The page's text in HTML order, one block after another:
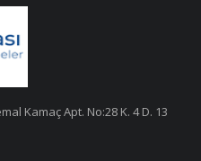
Kamaç Apt. No:28 K. 4 D. 13